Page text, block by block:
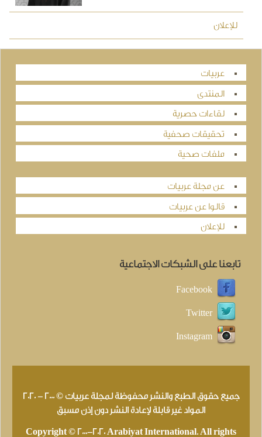
للإعلان
عربيات
المنتدى
لقاءات حصرية
تحقيقات صحفية
ملفات صحية
عن مجلة عربيات
قالوا عن عربيات
للإعلان
تابعنا على الشبكات الاجتماعية
Facebook
Twitter
Instagram
جميع حقوق الطبع والنشر محفوظة لمجلة عربيات © 2000 - 2020
المواد غير قابلة لإعادة النشر دون إذن مسبق
Copyright © 2000-2020 Arabiyat International. All rights